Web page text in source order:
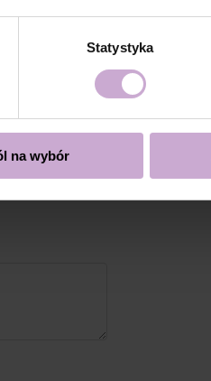
Statystyka
na wybór
doskonałego